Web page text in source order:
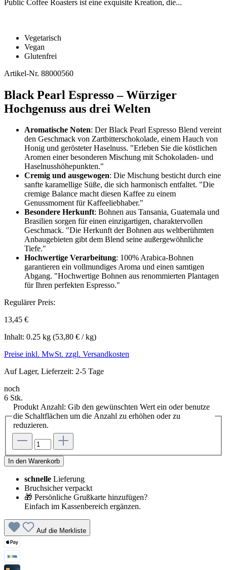
Vegetarisch
Vegan
Glutenfrei
Artikel-Nr. 88000560
Black Pearl Espresso – Würziger
Hochgenuss aus drei Welten
Aromatische Noten: Der Black Pearl Espresso Blend vereint
den Geschmack von Zartbitterschokolade, einem Hauch von
Honig und gerösteter Haselnuss. "Erleben Sie die köstlichen
Aromen einer besonderen Mischung mit Schokoladen- und
Haselnusshöhepunkten."
Cremig und ausgewogen: Die Mischung besticht durch eine
sanfte karamellige Süße, die sich harmonisch entfaltet. "Die
cremige Balance macht diesen Kaffee zu einem
Genussmoment für Kaffeeliebhaber."
Besondere Herkunft: Bohnen aus Tansania, Guatemala und
Brasilien sorgen für einen einzigartigen, charaktervollen
Geschmack. "Die Herkunft der Bohnen aus weltberühmten
Anbaugebieten gibt dem Blend seine außergewöhnliche
Tiefe."
Hochwertige Verarbeitung: 100% Arabica-Bohnen
garantieren ein vollmundiges Aroma und einen samtigen
Abgang. "Hochwertige Bohnen aus renommierten Plantagen
für Ihren perfekten Espresso."
Regulärer Preis:
13,45 €
Inhalt: 0.25 kg (53,80 € / kg)
Preise inkl. MwSt. zzgl. Versandkosten
Auf Lager, Lieferzeit: 2-5 Tage
noch
6 Stk.
Produkt Anzahl: Gib den gewünschten Wert ein oder benutze
die Schaltflächen um die Anzahl zu erhöhen oder zu
reduzieren.
In den Warenkorb
schnelle Lieferung
Bruchsicher verpackt
🎁 Persönliche Grußkarte hinzufügen?
Einfach im Kassenbereich ergänzen.
Auf die Merkliste